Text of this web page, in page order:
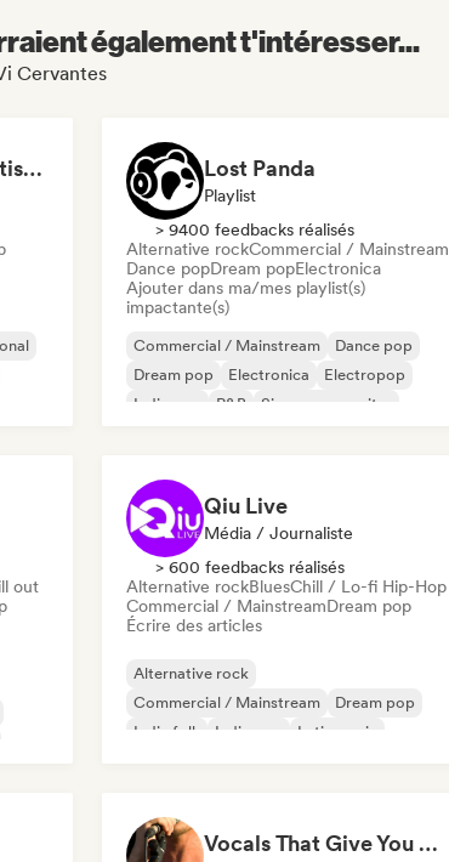
également t'intéresser...
Cervantes
New Female Pop Artists 2026 Lost Panda
Playlist
> 9400 feedbacks réalisés
Alternative rockCommercial / Mainstream
Dance popDream popElectronica
Ajouter dans ma/mes playlist(s)
impactante(s)
Commercial / Mainstream
Dance pop
Dream pop
Electronica
Electropop
Indie pop
R&B Singer-songwriter
out
Qiu Live
Média / Journaliste
> 600 feedbacks réalisés
Alternative rockBluesChill / Lo-fi Hip-Hop
Commercial / MainstreamDream pop
Écrire des articles
Alternative rock
Commercial / Mainstream
Dream pop
Indie folk
Indie pop
Latin music
Vocals That Give You Chills